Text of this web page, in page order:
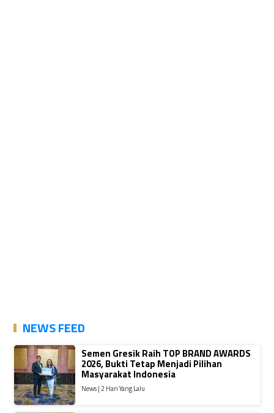
NEWS FEED
Semen Gresik Raih TOP BRAND AWARDS
2026, Bukti Tetap Menjadi Pilihan
Masyarakat Indonesia
News | 2 Hari Yang Lalu